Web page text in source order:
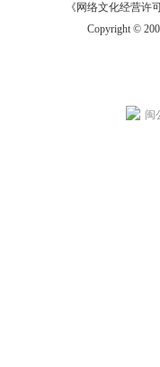
《网络文化经营许
Copyright ©
闽